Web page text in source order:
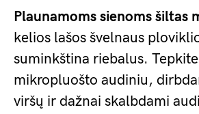
Plaunamoms sienoms šiltas
kelios lašos švelnaus
suminkština riebalus.
mikropluošto audiniu,
viršų ir dažnai skalbdami